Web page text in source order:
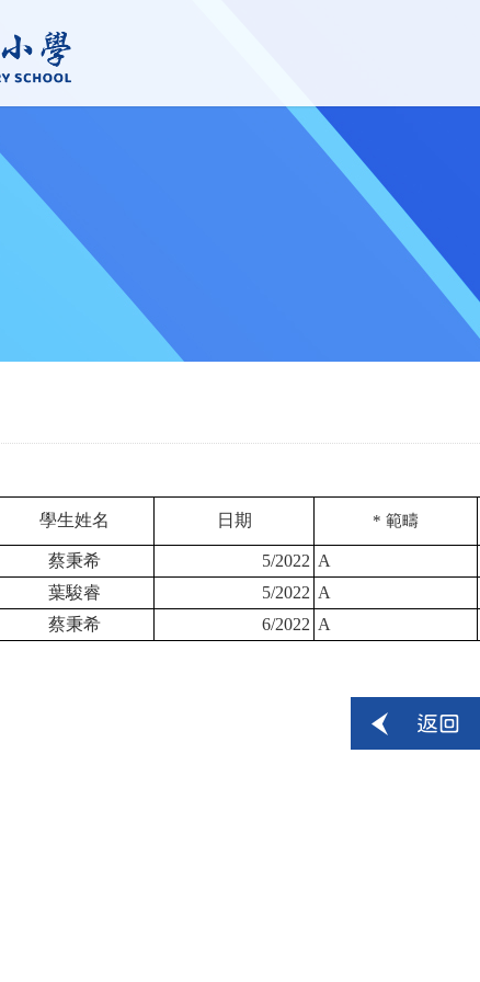
學生姓名 日期 * 範疇
蔡秉希 5/2022 A
葉駿睿 5/2022 A
蔡秉希 6/2022 A
返回